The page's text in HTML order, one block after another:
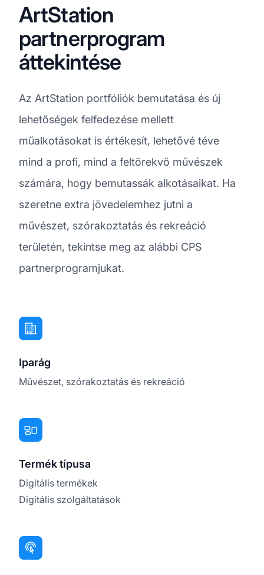
ArtStation
partnerprogram
áttekintése
Az ArtStation portfóliók bemutatása és új
lehetőségek felfedezése mellett
műalkotásokat is értékesít, lehetővé téve
mind a profi, mind a feltörekvő művészek
számára, hogy bemutassák alkotásaikat. Ha
szeretne extra jövedelemhez jutni a
művészet, szórakoztatás és rekreáció
területén, tekintse meg az alábbi CPS
partnerprogramjukat.
Iparág
Művészet, szórakoztatás és rekreáció
Termék típusa
Digitális termékek
Digitális szolgáltatások